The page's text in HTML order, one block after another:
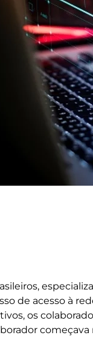
de acesso à
os
começava